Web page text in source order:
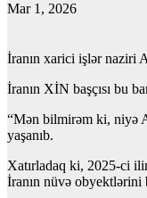
Mar 1, 2026
İranın xarici işlər naziri
İranın XİN başçısı bu
“Mən bilmirəm ki, niyə
yaşanıb.
Xatırladaq ki, 2025-ci
İranın nüvə obyektlərini